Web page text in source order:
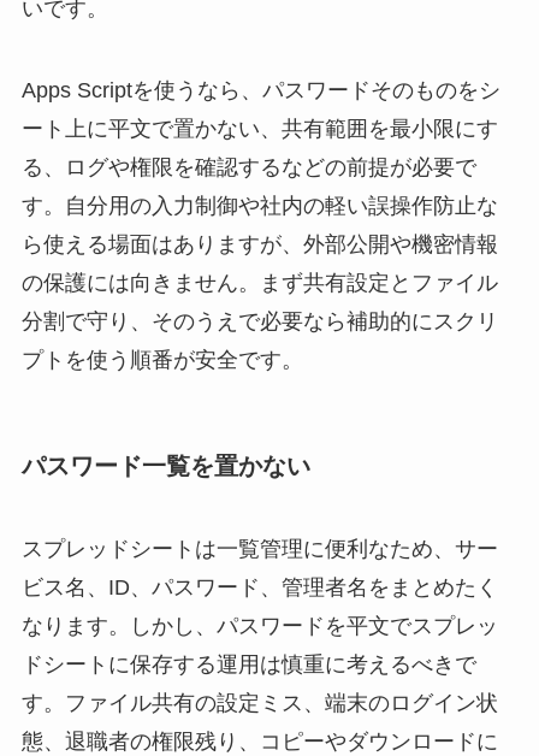
いです。
Apps Scriptを使うなら、パスワードそのものをシ
ート上に平文で置かない、共有範囲を最小限にす
る、ログや権限を確認するなどの前提が必要で
す。自分用の入力制御や社内の軽い誤操作防止な
ら使える場面はありますが、外部公開や機密情報
の保護には向きません。まず共有設定とファイル
分割で守り、そのうえで必要なら補助的にスクリ
プトを使う順番が安全です。
パスワード一覧を置かない
スプレッドシートは一覧管理に便利なため、サー
ビス名、ID、パスワード、管理者名をまとめたく
なります。しかし、パスワードを平文でスプレッ
ドシートに保存する運用は慎重に考えるべきで
す。ファイル共有の設定ミス、端末のログイン状
態、退職者の権限残り、コピーやダウンロードに